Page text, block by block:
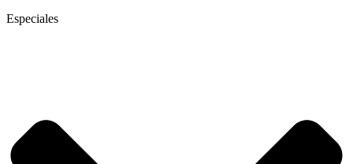
Especiales